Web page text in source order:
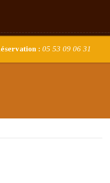
: 05 53 09 06 31